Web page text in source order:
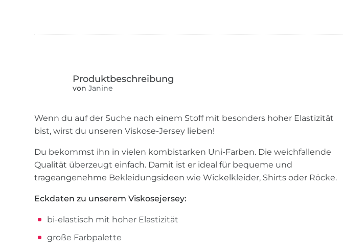
von Janine
Wenn du auf der Suche nach einem Stoff mit besonders hoher Elastizität
bist, wirst du unseren Viskose-Jersey lieben!
Du bekommst ihn in vielen kombistarken Uni-Farben. Die weichfallende
Qualität überzeugt einfach. Damit ist er ideal für bequeme und
trageangenehme Bekleidungsideen wie Wickelkleider, Shirts oder Röcke.
Eckdaten zu unserem Viskosejersey:
bi-elastisch mit hoher Elastizität
große Farbpalette